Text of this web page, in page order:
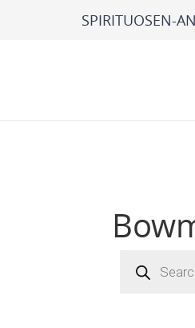
SPIRITUOSEN-
search